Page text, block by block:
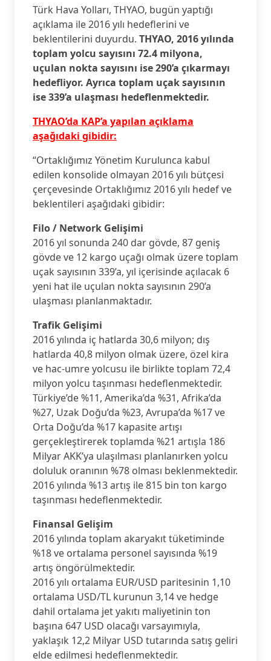
Türk Hava Yolları, THYAO, bugün yaptığı
açıklama ile 2016 yılı hedeflerini ve
beklentilerini duyurdu. THYAO, 2016 yılında
toplam yolcu sayısını 72.4 milyona,
uçulan nokta sayısını ise 290’a çıkarmayı
hedefliyor. Ayrıca toplam uçak sayısının
ise 339’a ulaşması hedeflenmektedir.
THYAO’da KAP’a yapılan açıklama
aşağıdaki gibidir:
“Ortaklığımız Yönetim Kurulunca kabul
edilen konsolide olmayan 2016 yılı bütçesi
çerçevesinde Ortaklığımız 2016 yılı hedef ve
beklentileri aşağıdaki gibidir:
Filo / Network Gelişimi
2016 yıl sonunda 240 dar gövde, 87 geniş
gövde ve 12 kargo uçağı olmak üzere toplam
uçak sayısının 339’a, yıl içerisinde açılacak 6
yeni hat ile uçulan nokta sayısının 290’a
ulaşması planlanmaktadır.
Trafik Gelişimi
2016 yılında iç hatlarda 30,6 milyon; dış
hatlarda 40,8 milyon olmak üzere, özel kira
ve hac-umre yolcusu ile birlikte toplam 72,4
milyon yolcu taşınması hedeflenmektedir.
Türkiye’de %11, Amerika’da %31, Afrika’da
%27, Uzak Doğu’da %23, Avrupa’da %17 ve
Orta Doğu’da %17 kapasite artışı
gerçekleştirerek toplamda %21 artışla 186
Milyar AKK’ya ulaşılması planlanırken yolcu
doluluk oranının %78 olması beklenmektedir.
2016 yılında %13 artış ile 815 bin ton kargo
taşınması hedeflenmektedir.
Finansal Gelişim
2016 yılında toplam akaryakıt tüketiminde
%18 ve ortalama personel sayısında %19
artış öngörülmektedir.
2016 yılı ortalama EUR/USD paritesinin 1,10
ortalama USD/TL kurunun 3,14 ve hedge
dahil ortalama jet yakıtı maliyetinin ton
başına 647 USD olacağı varsayımıyla,
yaklaşık 12,2 Milyar USD tutarında satış geliri
elde edilmesi hedeflenmektedir.